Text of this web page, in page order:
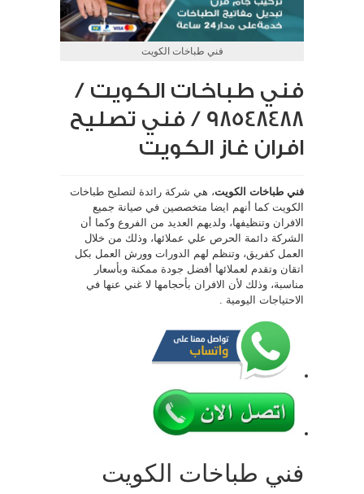
فني طباخات الكويت
فني طباخات الكويت /
98548488 / فني تصليح
افران غاز الكويت
فني طباخات الكويت، هي شركة رائدة لتصليح طباخات
الكويت كما أنهم ايضا متخصصين في صيانة جميع
الافران وتنظيفها، ولديهم العديد من الفروع وكما أن
الشركة دائمة الحرص علي عملائها، وذلك من خلال
العمل كفريق، وتنظم لهم الدورات وورش العمل بكل
اتقان وتقدم لعملائها أفضل جودة ممكنة وبأسعار
مناسبة، وذلك لأن الافران بأحجامها لا غني عنها في
الاحتياجات اليومية .
فني طباخات الكويت